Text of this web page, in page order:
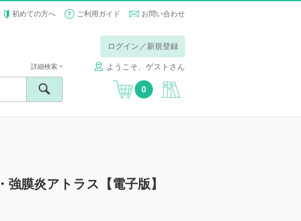
初めての方へ ご利用ガイド お問い合わせ
ログイン／新規登録
ようこそ、ゲストさん
詳細検索
0
膜炎アトラス【電子版】